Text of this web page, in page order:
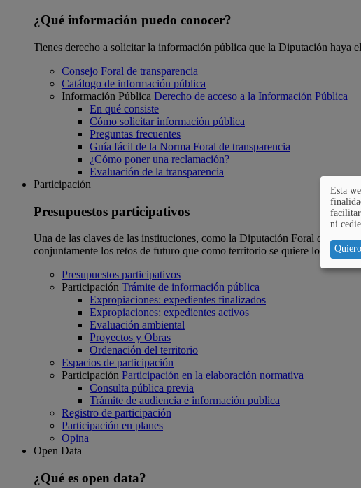
¿Qué información puedo conocer?
Tienes derecho a solicitar la información pública que la Diputación haya
Consejo Foral de transparencia
Catálogo de información pública
Información Pública Derecho de acceso a la Información Pública
En qué consiste
Cómo solicitar información pública
Preguntas frecuentes
Guía fácil de la Norma Foral de transparencia
¿Cómo poner una reclamación?
Evaluación de la transparencia
Participación
Presupuestos participativos
Una de las claves de las instituciones, como la Diputación Foral de
conjuntamente los retos de futuro que como territorio se quiere lograr.
Presupuestos participativos
Participación Trámite de información pública
Expropiaciones: expedientes finalizados
Expropiaciones: expedientes activos
Evaluación ambiental
Proyectos y Obras
Ordenación del territorio
Espacios de participación
Participación Participación en la elaboración normativa
Consulta pública previa
Trámite de audiencia e información publica
Registro de participación
Participación en planes
Opina
Open Data
¿Qué es open data?
Esta
facilitar
ni